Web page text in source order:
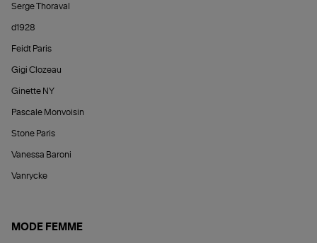
Serge Thoraval
d1928
Feidt Paris
Gigi Clozeau
Ginette NY
Pascale Monvoisin
Stone Paris
Vanessa Baroni
Vanrycke
MODE FEMME